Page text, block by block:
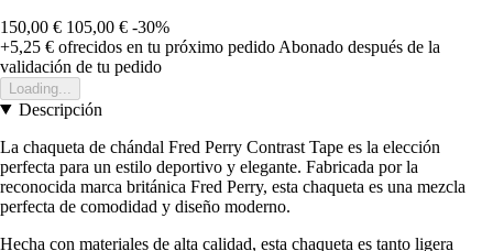
150,00 € 105,00 € -30%
+5,25 € ofrecidos en tu próximo pedido Abonado después de la
validación de tu pedido
Loading...
Descripción
La chaqueta de chándal Fred Perry Contrast Tape es la elección
perfecta para un estilo deportivo y elegante. Fabricada por la
reconocida marca británica Fred Perry, esta chaqueta es una mezcla
perfecta de comodidad y diseño moderno.
Hecha con materiales de alta calidad, esta chaqueta es tanto ligera